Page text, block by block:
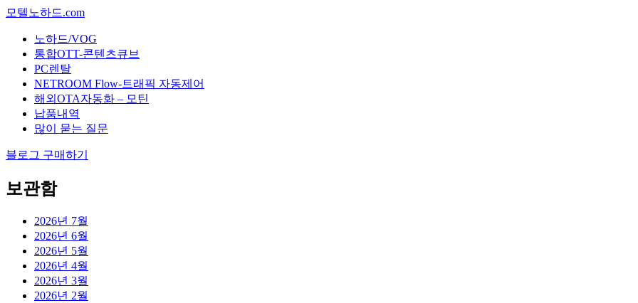
모텔노하드.com
노하드/VOG
통합OTT-콘텐츠큐브
PC렌탈
NETROOM Flow-트래픽 자동제어
해외OTA자동화 – 모틴
납품내역
많이 묻는 질문
블로그 구매하기
보관함
2026년 7월
2026년 6월
2026년 5월
2026년 4월
2026년 3월
2026년 2월